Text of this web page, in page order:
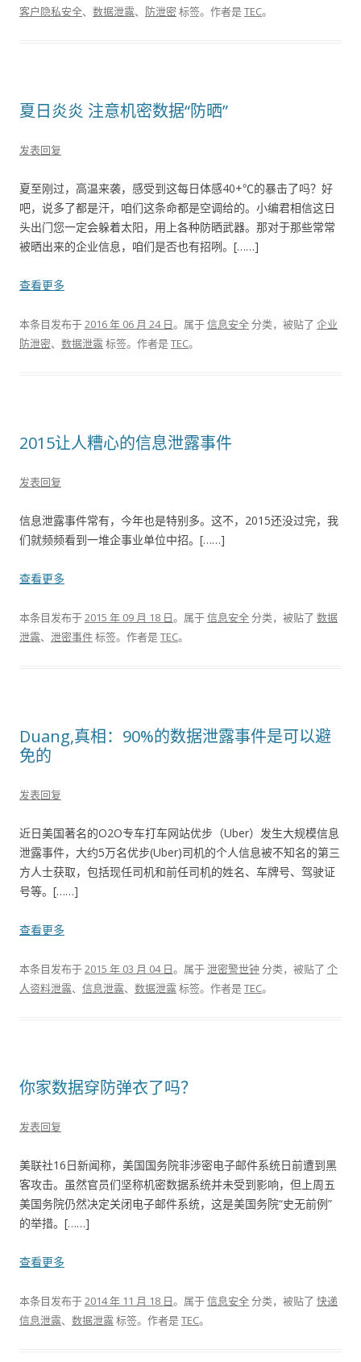
客户隐私安全、 数据泄露、 防泄密标签。 作者是TEC。
夏日炎炎 注意机密数据“防晒”
发表回复
夏至刚过，高温来袭，感受到这每日体感40+℃的暴击了吗？好
吧，说多了都是汗，咱们这条命都是空调给的。小编君相信这日
头出门您一定会躲着太阳，用上各种防晒武器。那对于那些常常
被晒出来的企业信息，咱们是否也有招咧。[……]
查看更多
本条目发布于2016 年 06 月 24 日。属于信息安全分类，被贴了 企业
防泄密、 数据泄露标签。 作者是TEC。
2015让人糟心的信息泄露事件
发表回复
信息泄露事件常有，今年也是特别多。这不，2015还没过完，我
们就频频看到一堆企事业单位中招。[……]
查看更多
本条目发布于2015 年 09 月 18 日。属于信息安全分类，被贴了 数据
泄露、 泄密事件标签。 作者是TEC。
Duang,真相：90%的数据泄露事件是可以避
免的
发表回复
近日美国著名的O2O专车打车网站优步（Uber）发生大规模信息
泄露事件，大约5万名优步(Uber)司机的个人信息被不知名的第三
方人士获取，包括现任司机和前任司机的姓名、车牌号、驾驶证
号等。[……]
查看更多
本条目发布于2015 年 03 月 04 日。属于泄密警世钟 分类，被贴了 个
人资料泄露、 信息泄露、 数据泄露标签。 作者是TEC。
你家数据穿防弹衣了吗？
发表回复
美联社16日新闻称，美国国务院非涉密电子邮件系统日前遭到黑
客攻击。虽然官员们坚称机密数据系统并未受到影响，但上周五
美国务院仍然决定关闭电子邮件系统，这是美国务院“史无前例”
的举措。[……]
查看更多
本条目发布于2014 年 11 月 18 日。属于信息安全分类，被贴了 快递
信息泄露、 数据泄露标签。 作者是TEC。